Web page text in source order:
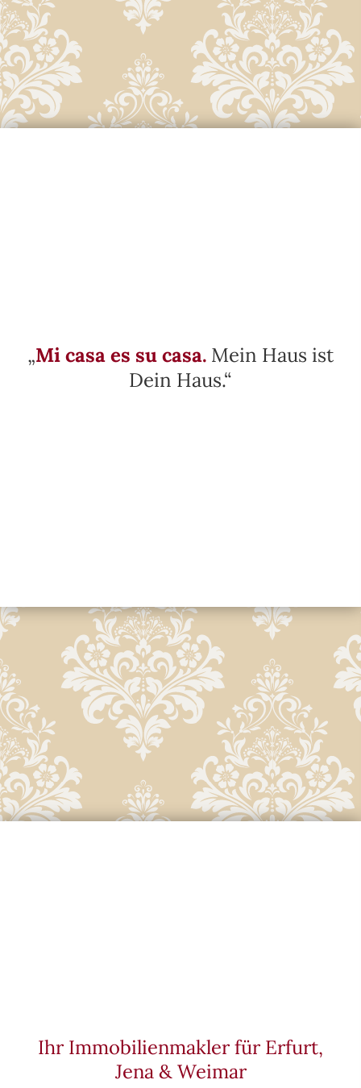
„Mi casa es su casa. Mein Haus ist
Dein Haus.“
Ihr Immobilienmakler für Erfurt,
Jena & Weimar